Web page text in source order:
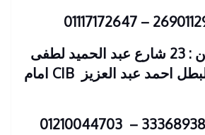
فرع المهندسين : 23 شارع عبد الحميد لطفى
احمد عبد العزيز
CIB امام